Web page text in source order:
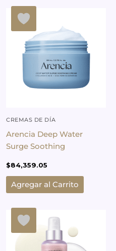
CREMAS DE DÍA
Arencia Deep Water
Surge Soothing
$84,359.05
Agregar al Carrito